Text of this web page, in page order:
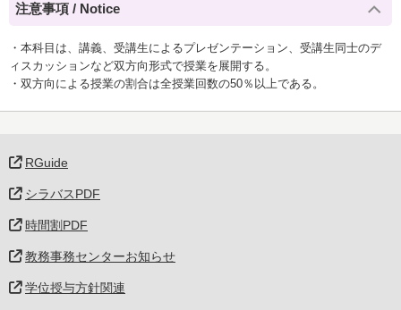
注意事項 / Notice
・本科目は、講義、受講生によるプレゼンテーション、受講生同士のデ
ィスカッションなど双方向形式で授業を展開する。
・双方向による授業の割合は全授業回数の50％以上である。
RGuide
シラバスPDF
時間割PDF
教務事務センターお知らせ
学位授与方針関連